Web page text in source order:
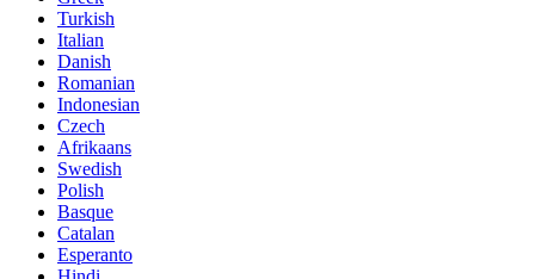
Turkish
Italian
Danish
Romanian
Indonesian
Czech
Afrikaans
Swedish
Polish
Basque
Catalan
Esperanto